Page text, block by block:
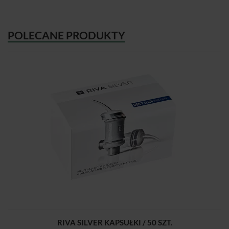
POLECANE PRODUKTY
RIVA SILVER KAPSUŁKI / 50 SZT.